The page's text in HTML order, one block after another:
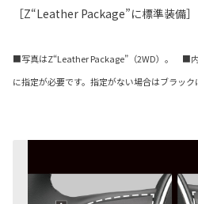
［Z“Leather Package”に標準装備］
■写真はZ“Leather Package”（2WD）。 ■
に指定が必要です。指定がない場合はブラック